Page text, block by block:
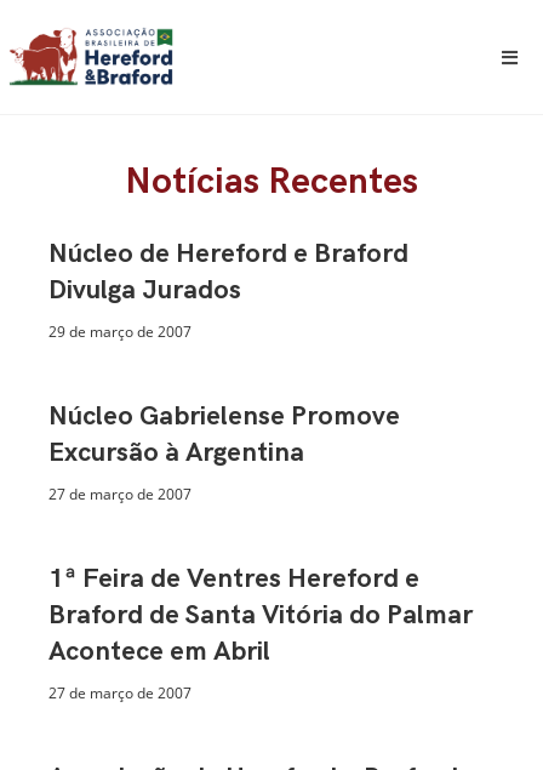
Notícias Recentes
Núcleo de Hereford e Braford
Divulga Jurados
29 de março de 2007
Núcleo Gabrielense Promove
Excursão à Argentina
27 de março de 2007
1ª Feira de Ventres Hereford e
Braford de Santa Vitória do Palmar
Acontece em Abril
27 de março de 2007